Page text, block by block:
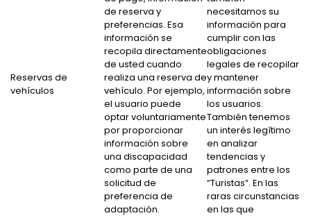
Reservas de
vehículos
de reserva y
preferencias. Esa
información se
recopila directamente
de usted cuando
realiza una reserva de
vehículo. Por ejemplo,
el usuario puede
optar voluntariamente
por proporcionar
información sobre
una discapacidad
como parte de una
solicitud de
preferencia de
adaptación.
necesitamos su
información para
cumplir con las
obligaciones
legales de recopilar
y mantener
información sobre
los usuarios.
También tenemos
un interés legítimo
en analizar
tendencias y
patrones entre los
“Turistas”. En las
raras circunstancias
en las que